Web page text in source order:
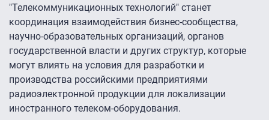
"Телекоммуникационных технологий" станет
координация взаимодействия бизнес-сообщества,
научно-образовательных организаций, органов
государственной власти и других структур, которые
могут влиять на условия для разработки и
производства российскими предприятиями
радиоэлектронной продукции для локализации
иностранного телеком-оборудования.